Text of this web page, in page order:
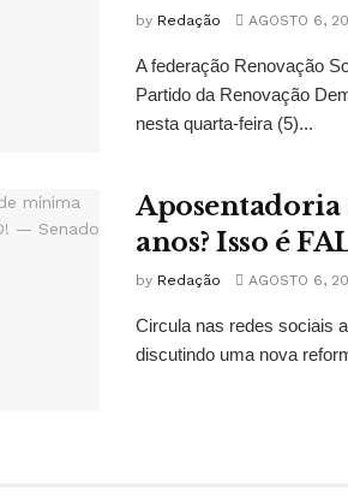
by Redação AGOSTO 6,
A federação Renovação
Partido da Renovação
nesta quarta-feira (5)...
anos? Isso é
by Redação AGOSTO 6,
Circula nas redes sociais
discutindo uma nova